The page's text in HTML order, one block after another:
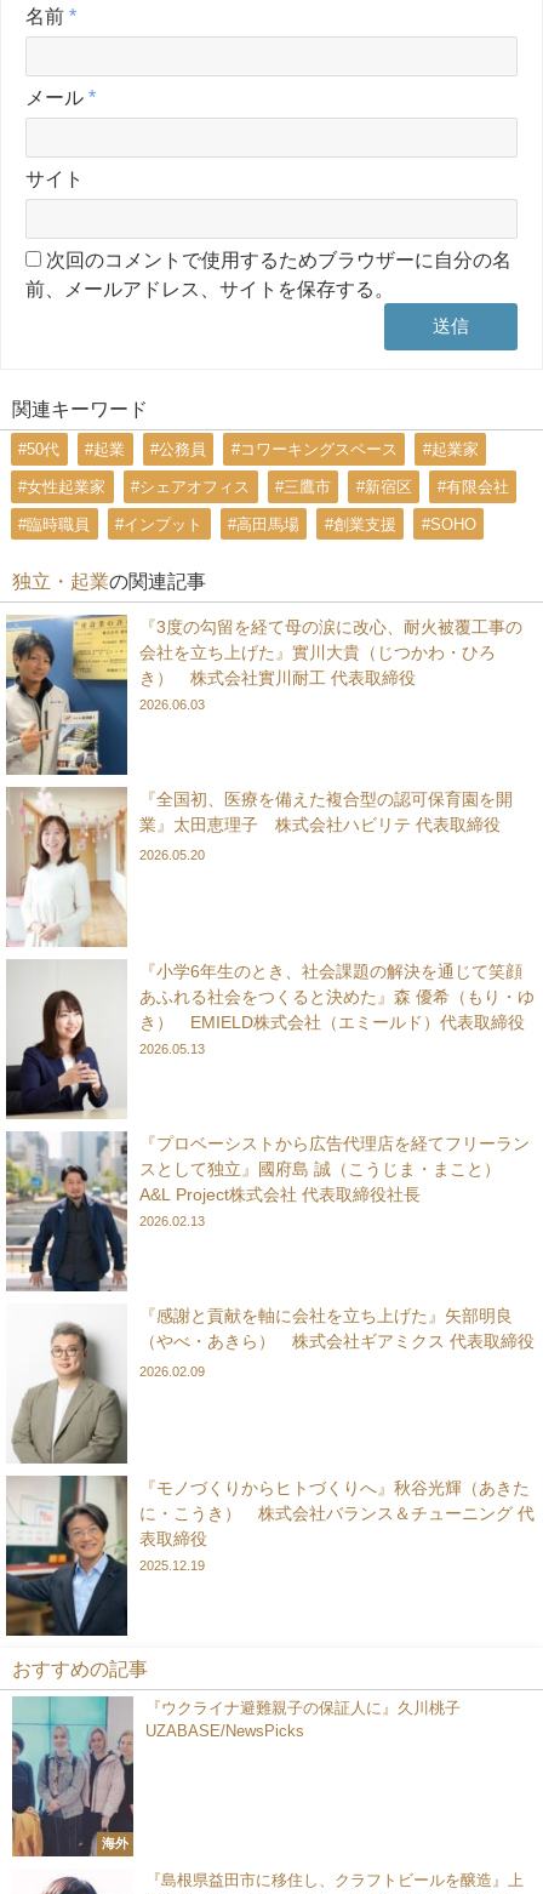
名前 *
メール *
サイト
次回のコメントで使用するためブラウザーに自分の名
前、メールアドレス、サイトを保存する。
関連キーワード
#50代 #起業 #公務員 #コワーキングスペース #起業家
#女性起業家 #シェアオフィス #三鷹市 #新宿区 #有限会社
#臨時職員 #インプット #高田馬場 #創業支援 #SOHO
独立・起業の関連記事
『3度の勾留を経て母の涙に改心、耐火被覆工事の
会社を立ち上げた』實川大貴（じつかわ・ひろ
き） 株式会社實川耐工 代表取締役
2026.06.03
『全国初、医療を備えた複合型の認可保育園を開
業』太田恵理子 株式会社ハビリテ 代表取締役
2026.05.20
『小学6年生のとき、社会課題の解決を通じて笑顔
あふれる社会をつくると決めた』森 優希（もり・ゆ
き） EMIELD株式会社（エミールド）代表取締役
2026.05.13
『プロベーシストから広告代理店を経てフリーラン
スとして独立』國府島 誠（こうじま・まこと）
A&L Project株式会社 代表取締役社長
2026.02.13
『感謝と貢献を軸に会社を立ち上げた』矢部明良
（やべ・あきら） 株式会社ギアミクス 代表取締役
2026.02.09
『モノづくりからヒトづくりへ』秋谷光輝（あきた
に・こうき） 株式会社バランス＆チューニング 代
表取締役
2025.12.19
おすすめの記事
海外
『ウクライナ避難親子の保証人に』久川桃子
UZABASE/NewsPicks
『島根県益田市に移住し、クラフトビールを醸造』上